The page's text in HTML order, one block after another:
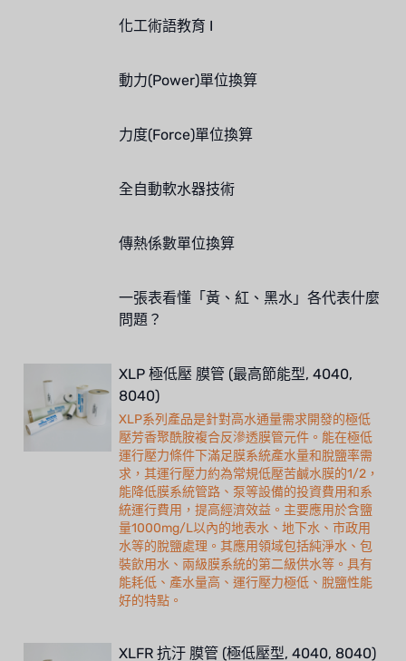
化工術語教育 I
動力(Power)單位換算
力度(Force)單位換算
全自動軟水器技術
傳熱係數單位換算
一張表看懂「黃、紅、黑水」各代表什麼
問題？
XLP 極低壓 膜管 (最高節能型, 4040,
8040)
XLP系列產品是針對高水通量需求開發的極低
壓芳香聚酰胺複合反滲透膜管元件。能在極低
運行壓力條件下滿足膜系統產水量和脫鹽率需
求，其運行壓力約為常規低壓苦鹹水膜的1/2，
能降低膜系統管路、泵等設備的投資費用和系
統運行費用，提高經濟效益。主要應用於含鹽
量1000mg/L以內的地表水、地下水、市政用
水等的脫鹽處理。其應用領域包括純淨水、包
裝飲用水、兩級膜系統的第二級供水等。具有
能耗低、產水量高、運行壓力極低、脫鹽性能
好的特點。
XLFR 抗汙 膜管 (極低壓型, 4040, 8040)